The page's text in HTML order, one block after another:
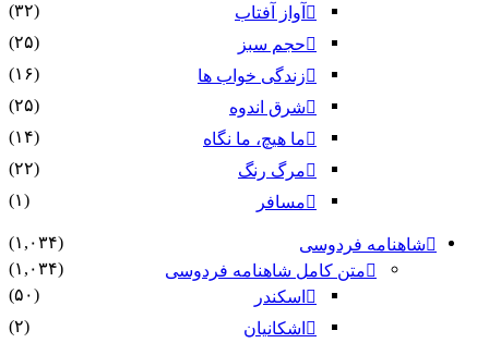
آواز آفتاب
(۳۲)
حجم سبز
(۲۵)
زندگی خواب ها
(۱۶)
شرق اندوه
(۲۵)
ما هیچ، ما نگاه
(۱۴)
مرگ رنگ
(۲۲)
مسافر
(۱)
شاهنامه فردوسی
(۱,۰۳۴)
متن کامل شاهنامه فردوسی
(۱,۰۳۴)
اسکندر
(۵۰)
اشکانیان
(۲)